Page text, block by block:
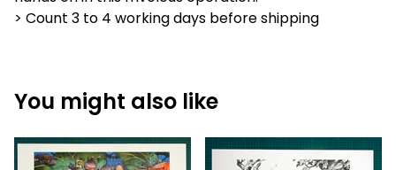
> Count 3 to 4 working days before shipping
You might also like